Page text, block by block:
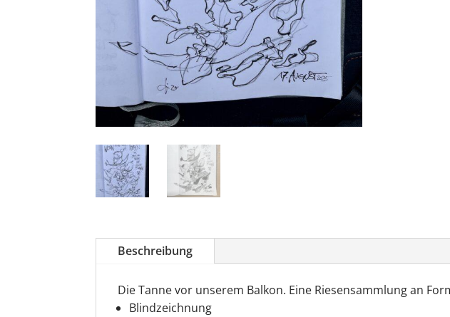
Beschreibung
Die Tanne vor unserem Balkon. Eine Riesensammlung an
Blindzeichnung